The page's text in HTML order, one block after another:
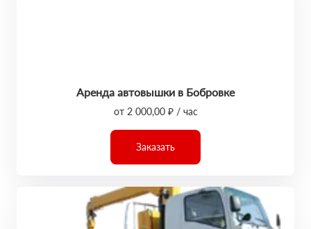
Аренда автовышки в Бобровке
от 2 000,00 ₽ / час
Заказать